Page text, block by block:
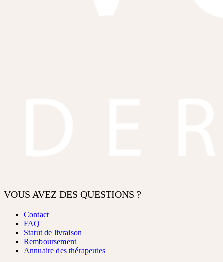
VOUS AVEZ DES QUESTIONS ?
Contact
FAQ
Statut de livraison
Remboursement
Annuaire des thérapeutes